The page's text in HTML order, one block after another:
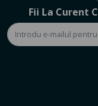
Fii La Curent